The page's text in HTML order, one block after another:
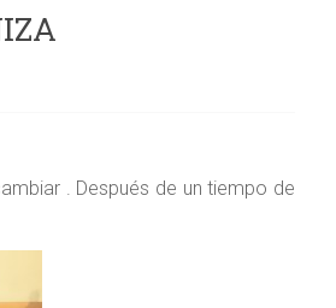
. Después de un tiempo de